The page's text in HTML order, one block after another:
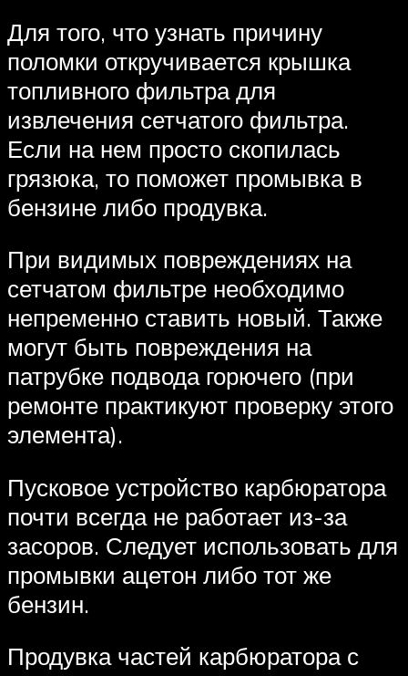
Для того, что узнать причину
поломки откручивается крышка
топливного фильтра для
извлечения сетчатого фильтра.
Если на нем просто скопилась
грязюка, то поможет промывка в
бензине либо продувка.
При видимых повреждениях на
сетчатом фильтре необходимо
непременно ставить новый. Также
могут быть повреждения на
патрубке подвода горючего (при
ремонте практикуют проверку этого
элемента).
Пусковое устройство карбюратора
почти всегда не работает из-за
засоров. Следует использовать для
промывки ацетон либо тот же
бензин.
Продувка частей карбюратора с